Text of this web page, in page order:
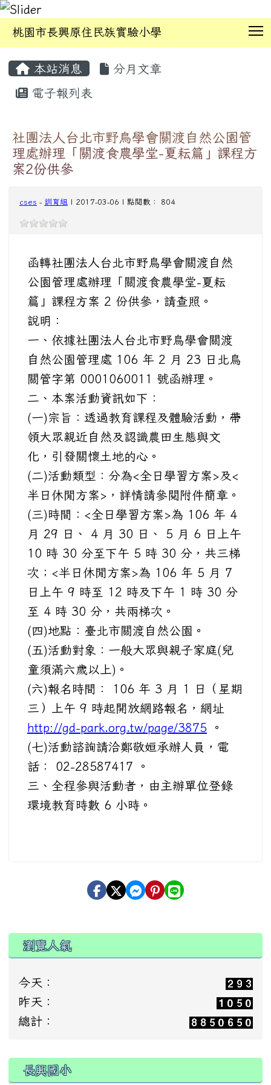
桃園市長興原住民族實驗小學
本站消息
分月文章
電子報列表
社團法人台北市野鳥學會關渡自然公園管
理處辦理「關渡食農學堂-夏耘篇」課程方
案2份供參
cses - 訓育組 | 2017-03-06 | 點閱數： 804
函轉社團法人台北市野鳥學會關渡自然
公園管理處辦理「關渡食農學堂-夏耘
篇」課程方案 2 份供參，請查照。
說明：
一、依據社團法人台北市野鳥學會關渡
自然公園管理處 106 年 2 月 23 日北鳥
關管字第 0001060011 號函辦理。
二、本案活動資訊如下：
(一)宗旨：透過教育課程及體驗活動，帶
領大眾親近自然及認識農田生態與文
化，引發關懷土地的心。
(二)活動類型：分為<全日學習方案>及<
半日休閒方案>，詳情請參閱附件簡章。
(三)時間：<全日學習方案>為 106 年 4
月 29 日、 4 月 30 日、 5 月 6 日上午
10 時 30 分至下午 5 時 30 分，共三梯
次；<半日休閒方案>為 106 年 5 月 7
日上午 9 時至 12 時及下午 1 時 30 分
至 4 時 30 分，共兩梯次。
(四)地點：臺北市關渡自然公園。
(五)活動對象：一般大眾與親子家庭(兒
童須滿六歲以上)。
(六)報名時間： 106 年 3 月 1 日（星期
三）上午 9 時起開放網路報名，網址
http://gd-park.org.tw/page/3875 。
(七)活動諮詢請洽鄭敬姮承辦人員，電
話： 02-28587417 。
三、全程參與活動者，由主辦單位登錄
環境教育時數 6 小時。
瀏覽人氣
今天：
昨天：
總計：
:::
長興國小